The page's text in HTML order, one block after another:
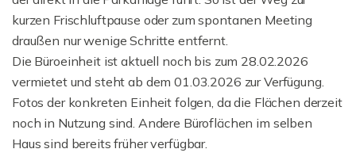
kurzen Frischluftpause oder zum spontanen Meeting
draußen nur wenige Schritte entfernt.
Die Büroeinheit ist aktuell noch bis zum 28.02.2026
vermietet und steht ab dem 01.03.2026 zur Verfügung.
Fotos der konkreten Einheit folgen, da die Flächen derzeit
noch in Nutzung sind. Andere Büroflächen im selben
Haus sind bereits früher verfügbar.